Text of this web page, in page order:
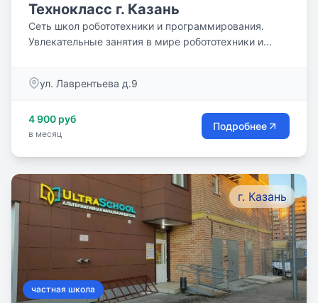
Технокласс г. Казань
Сеть школ робототехники и программирования.
Увлекательные занятия в мире робототехники и...
ул. Лаврентьева д.9
4 900 руб
в месяц
Подробнее
г. Казань
частная школа